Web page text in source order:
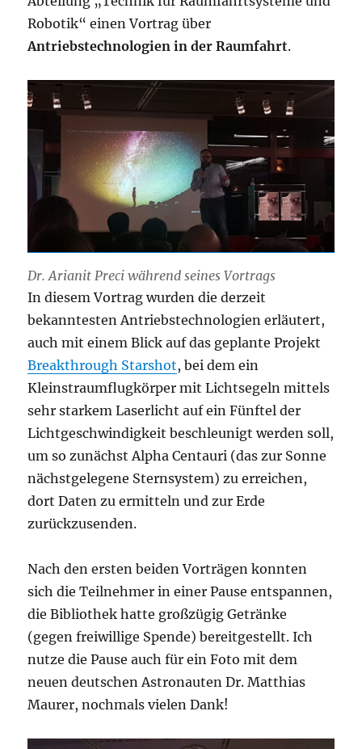
Robotik“ einen Vortrag über
Antriebstechnologien in der Raumfahrt.
Dr. Arianit Preci während seines Vortrags
In diesem Vortrag wurden die derzeit
bekanntesten Antriebstechnologien erläutert,
auch mit einem Blick auf das geplante Projekt
Breakthrough Starshot, bei dem ein
Kleinstraumflugkörper mit Lichtsegeln mittels
sehr starkem Laserlicht auf ein Fünftel der
Lichtgeschwindigkeit beschleunigt werden soll,
um so zunächst Alpha Centauri (das zur Sonne
nächstgelegene Sternsystem) zu erreichen,
dort Daten zu ermitteln und zur Erde
zurückzusenden.
Nach den ersten beiden Vorträgen konnten
sich die Teilnehmer in einer Pause entspannen,
die Bibliothek hatte großzügig Getränke
(gegen freiwillige Spende) bereitgestellt. Ich
nutze die Pause auch für ein Foto mit dem
neuen deutschen Astronauten Dr. Matthias
Maurer, nochmals vielen Dank!